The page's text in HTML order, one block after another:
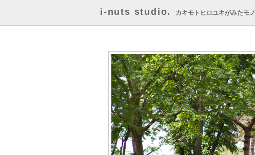
i-nuts studio. カキモトヒロユキがみたモノ